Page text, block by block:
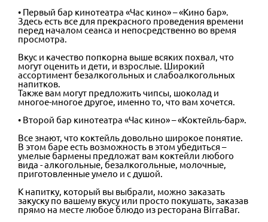
• Первый бар кинотеатра «Час кино» – «Кино бар».
Здесь есть все для прекрасного проведения времени
перед началом сеанса и непосредственно во время
просмотра.
Вкус и качество попкорна выше всяких похвал, что
могут оценить и дети, и взрослые. Широкий
ассортимент безалкогольных и слабоалкогольных
напитков.
Также вам могут предложить чипсы, шоколад и
многое-многое другое, именно то, что вам хочется.
• Второй бар кинотеатра «Час кино» – «Коктейль-бар».
Все знают, что коктейль довольно широкое понятие.
В этом баре есть возможность в этом убедиться –
умелые бармены предложат вам коктейли любого
вида - алкогольные, безалкогольные, молочные,
приготовленные умело и с душой.
К напитку, который вы выбрали, можно заказать
закуску по вашему вкусу или просто покушать, заказав
прямо на месте любое блюдо из ресторана BirraBar.